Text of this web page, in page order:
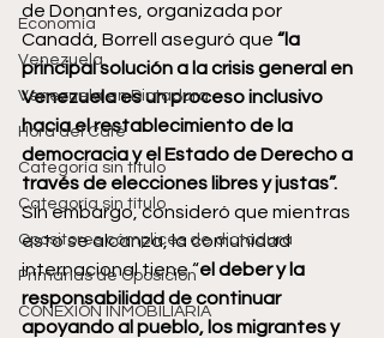
Economía
Venezuela
Venezuela en Dictadura
Hora del Café
Categoría sin título
Categoría sin título
Opositores cómplices de dictadura
Primarias de Oposición
CONEXIÓN INMOBILIARIA
de Donantes, organizada por
Canadá, Borrell aseguró que “la
principal solución a la crisis general en
Venezuela es un proceso inclusivo
hacia el restablecimiento de la
democracia y el Estado de Derecho a
través de elecciones libres y justas”.
Sin embargo, consideró que mientras
esto se alcanza, la comunidad
internacional tiene “el deber y la
responsabilidad de continuar
apoyando al pueblo, los migrantes y